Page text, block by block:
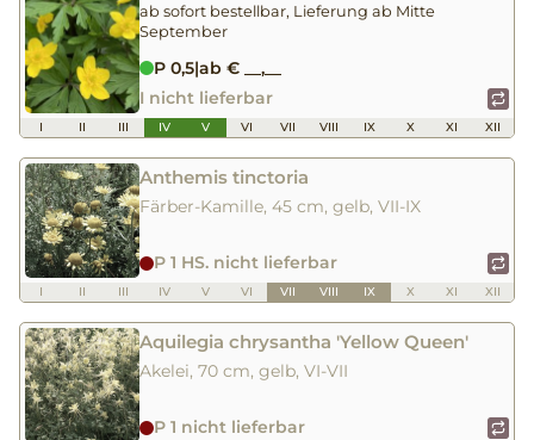
ab sofort bestellbar, Lieferung ab Mitte
September
P 0,5|ab € __,__
I nicht lieferbar
I II III IV V VI VII VIII IX X XI XII
Anthemis tinctoria
Färber-Kamille, 45 cm, gelb, VII-IX
P 1 HS. nicht lieferbar
I II III IV V VI VII VIII IX X XI XII
Aquilegia chrysantha 'Yellow Queen'
Akelei, 70 cm, gelb, VI-VII
P 1 nicht lieferbar